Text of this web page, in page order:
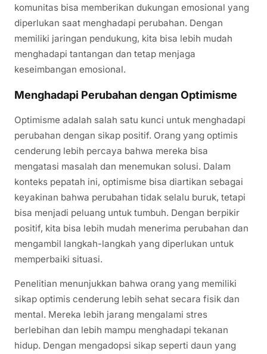
komunitas bisa memberikan dukungan emosional yang
diperlukan saat menghadapi perubahan. Dengan
memiliki jaringan pendukung, kita bisa lebih mudah
menghadapi tantangan dan tetap menjaga
keseimbangan emosional.
Menghadapi Perubahan dengan Optimisme
Optimisme adalah salah satu kunci untuk menghadapi
perubahan dengan sikap positif. Orang yang optimis
cenderung lebih percaya bahwa mereka bisa
mengatasi masalah dan menemukan solusi. Dalam
konteks pepatah ini, optimisme bisa diartikan sebagai
keyakinan bahwa perubahan tidak selalu buruk, tetapi
bisa menjadi peluang untuk tumbuh. Dengan berpikir
positif, kita bisa lebih mudah menerima perubahan dan
mengambil langkah-langkah yang diperlukan untuk
memperbaiki situasi.
Penelitian menunjukkan bahwa orang yang memiliki
sikap optimis cenderung lebih sehat secara fisik dan
mental. Mereka lebih jarang mengalami stres
berlebihan dan lebih mampu menghadapi tekanan
hidup. Dengan mengadopsi sikap seperti daun yang